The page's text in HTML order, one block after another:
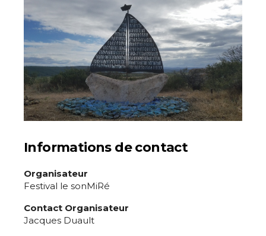
Prénom
Statut / Organisation
J'accepte lestermes et conditions
* Champ obligatoire
Adresse email*
Nom
Prénom
Statut / Organisation
J'accepte les termes et conditions
Informations de contact
Organisateur
Festival le sonMiRé
Contact Organisateur
Jacques Duault